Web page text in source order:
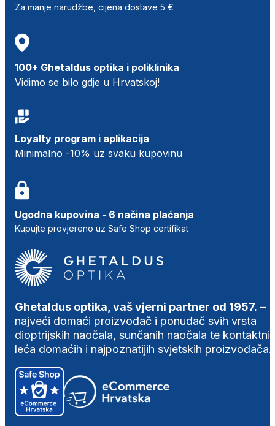
Za manje narudžbe, cijena dostave 5 €
100+ Ghetaldus optika i poliklinika
Vidimo se bilo gdje u Hrvatskoj!
Loyalty program i aplikacija
Minimalno -10% uz svaku kupovinu
Ugodna kupovina - 6 načina plaćanja
Kupujte provjereno uz Safe Shop certifikat
Ghetaldus optika, vaš vjerni partner od 1957. –
najveći domaći proizvođač i ponuđač svih vrsta
dioptrijskih naočala, sunčanih naočala te
leća domaćih i najpoznatijih svjetskih proizvođača.